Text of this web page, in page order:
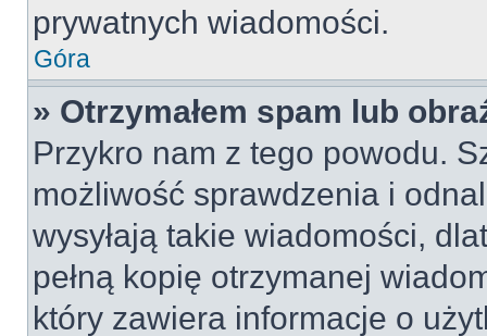
prywatnych wiadomości.
Góra
» Otrzymałem spam lub
Przykro nam z tego powodu.
możliwość sprawdzenia i
wysyłają takie wiadomości,
pełną kopię otrzymanej
który zawiera informacje o